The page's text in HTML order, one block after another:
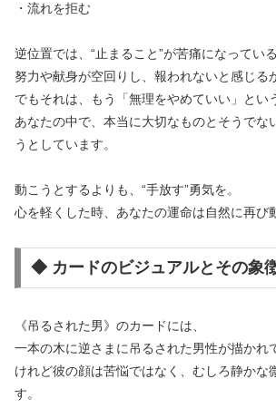
・流れを拒む
逆位置では、“止まること”が苦痛になっている
努力や献身が空回りし、報われないと感じる
でもそれは、もう「無理をやめていい」とい
あなたの中で、本当に大切なものとそうでな
うとしています。
動こうとするよりも、“手放す”勇気を。
心を軽くした時、あなたの運命は自然に再び
◆ カードのビジュアルとその象
《吊るされた男》のカードには、
一本の木に逆さまに吊るされた男性が描かれ
けれど彼の顔は苦悩ではなく、むしろ静かな
す。